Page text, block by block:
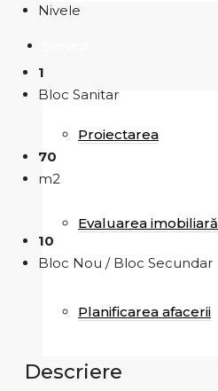
Proiectarea
Evaluarea imobiliară
Planificarea afacerii
Nivele
1
Bloc Sanitar
70
m2
10
Bloc Nou / Bloc Secundar
Descriere